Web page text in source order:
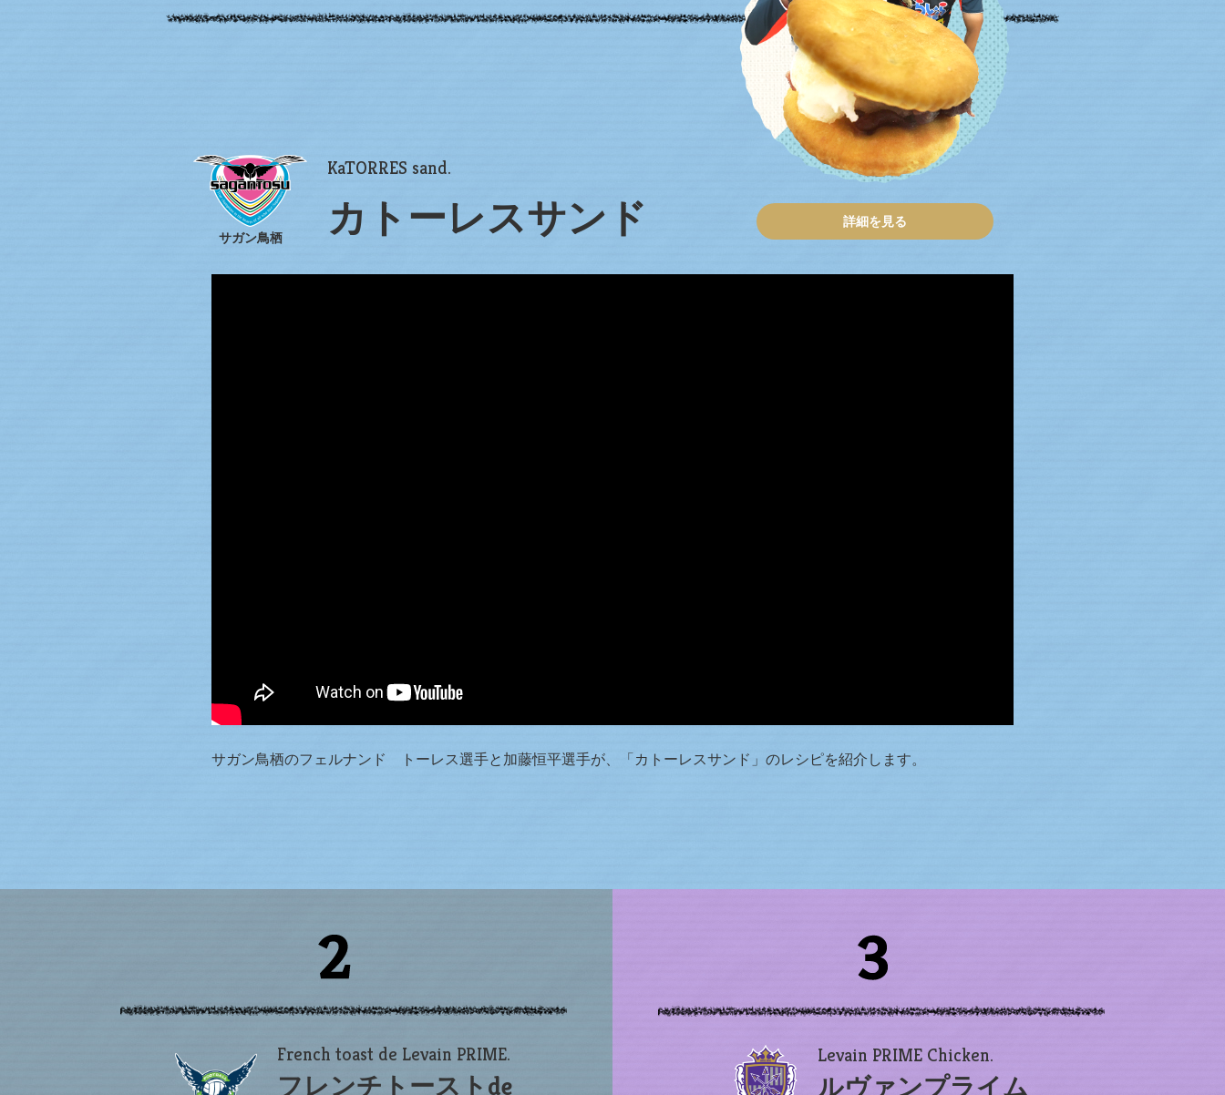
サガン鳥栖
KaTORRES sand.
カトーレスサンド 詳細を見る
サガン鳥栖のフェルナンド トーレス選手と加藤恒平選手が、「カトーレスサンド」のレシピを紹介します。
French toast de Levain PRIME.
フレンチトーストde
Levain PRIME Chicken.
ルヴァンプライム